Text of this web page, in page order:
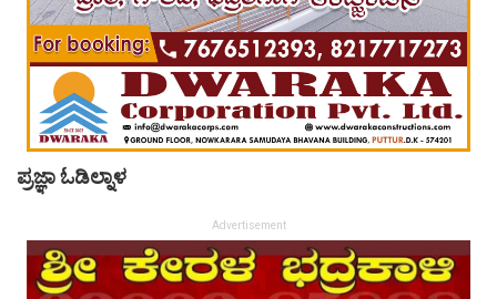
ಪ್ರಜ್ಞಾ ಓಡಿಲ್ನಾಳ
Advertisement